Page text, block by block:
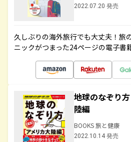
2022.07.20 発売
久しぶりの海外旅行でも大丈夫！旅
ニックがつまった24ページの電子書
地球のなぞり
陸編
BOOKS 旅と健康
2022.10.14 発売